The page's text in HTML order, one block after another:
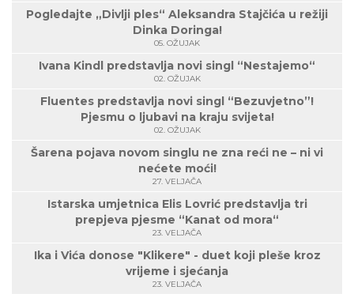
Pogledajte „Divlji ples“ Aleksandra Stajčića u režiji
Dinka Doringa!
05. OŽUJAK
Ivana Kindl predstavlja novi singl “Nestajemo“
02. OŽUJAK
Fluentes predstavlja novi singl “Bezuvjetno”!
Pjesmu o ljubavi na kraju svijeta!
02. OŽUJAK
Šarena pojava novom singlu ne zna reći ne – ni vi
nećete moći!
27. VELJAČA
Istarska umjetnica Elis Lovrić predstavlja tri
prepjeva pjesme “Kanat od mora“
23. VELJAČA
Ika i Vića donose "Klikere" - duet koji pleše kroz
vrijeme i sjećanja
23. VELJAČA